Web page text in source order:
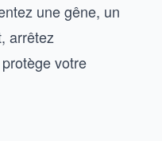
une gêne, un
arrêtez
votre